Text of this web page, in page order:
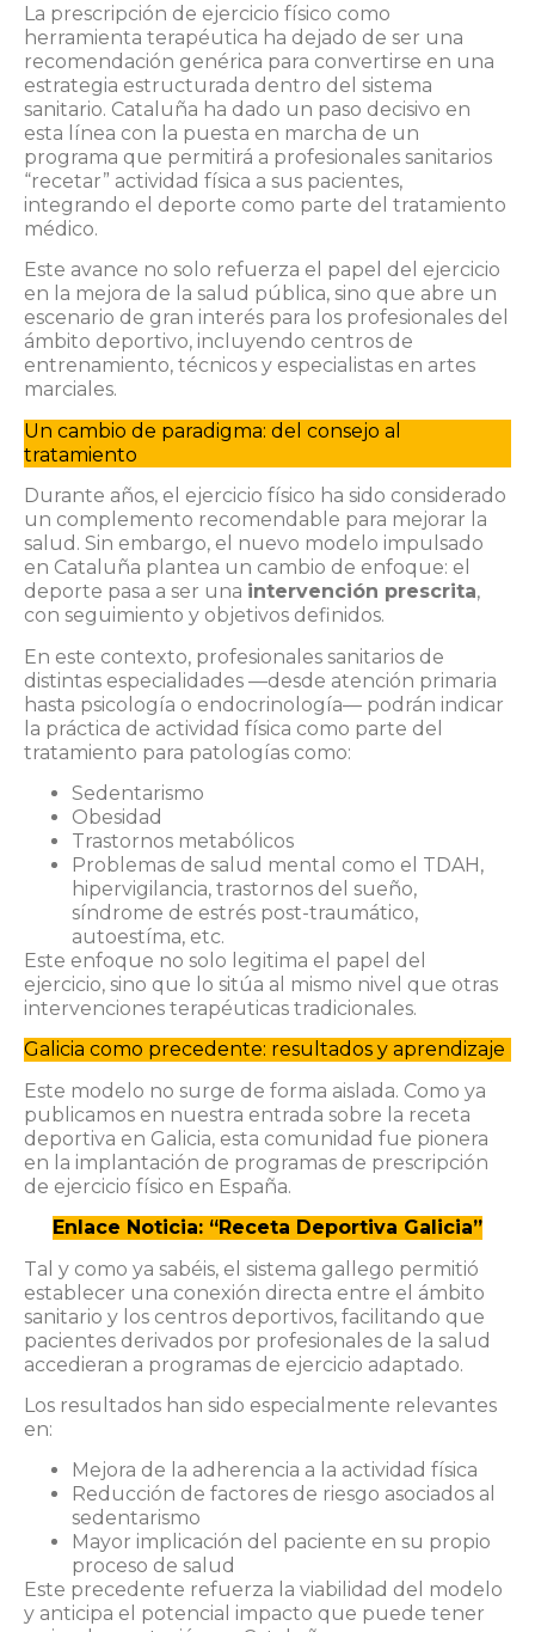
La prescripción de ejercicio físico como
herramienta terapéutica ha dejado de ser una
recomendación genérica para convertirse en una
estrategia estructurada dentro del sistema
sanitario. Cataluña ha dado un paso decisivo en
esta línea con la puesta en marcha de un
programa que permitirá a profesionales sanitarios
“recetar” actividad física a sus pacientes,
integrando el deporte como parte del tratamiento
médico.
Este avance no solo refuerza el papel del ejercicio
en la mejora de la salud pública, sino que abre un
escenario de gran interés para los profesionales del
ámbito deportivo, incluyendo centros de
entrenamiento, técnicos y especialistas en artes
marciales.
Un cambio de paradigma: del consejo al
tratamiento
Durante años, el ejercicio físico ha sido considerado
un complemento recomendable para mejorar la
salud. Sin embargo, el nuevo modelo impulsado
en Cataluña plantea un cambio de enfoque: el
deporte pasa a ser una intervención prescrita,
con seguimiento y objetivos definidos.
En este contexto, profesionales sanitarios de
distintas especialidades —desde atención primaria
hasta psicología o endocrinología— podrán indicar
la práctica de actividad física como parte del
tratamiento para patologías como:
Sedentarismo
Obesidad
Trastornos metabólicos
Problemas de salud mental como el TDAH,
hipervigilancia, trastornos del sueño,
síndrome de estrés post-traumático,
autoestíma, etc.
Este enfoque no solo legitima el papel del
ejercicio, sino que lo sitúa al mismo nivel que otras
intervenciones terapéuticas tradicionales.
Galicia como precedente: resultados y aprendizaje
Este modelo no surge de forma aislada. Como ya
publicamos en nuestra entrada sobre la receta
deportiva en Galicia, esta comunidad fue pionera
en la implantación de programas de prescripción
de ejercicio físico en España.
Enlace Noticia: “Receta Deportiva Galicia”
Tal y como ya sabéis, el sistema gallego permitió
establecer una conexión directa entre el ámbito
sanitario y los centros deportivos, facilitando que
pacientes derivados por profesionales de la salud
accedieran a programas de ejercicio adaptado.
Los resultados han sido especialmente relevantes
en:
Mejora de la adherencia a la actividad física
Reducción de factores de riesgo asociados al
sedentarismo
Mayor implicación del paciente en su propio
proceso de salud
Este precedente refuerza la viabilidad del modelo
y anticipa el potencial impacto que puede tener